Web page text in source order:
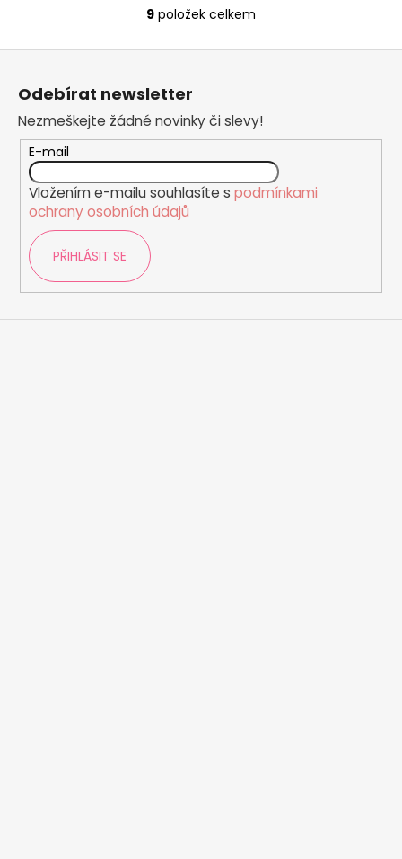
O
a
c
í
p
r
ý
p
9 položek celkem
Z
Odebírat newsletter
Nezmeškejte žádné novinky či slevy!
E-mail
Vložením e-mailu souhlasíte s podmínkami
ochrany osobních údajů
PŘIHLÁSIT SE